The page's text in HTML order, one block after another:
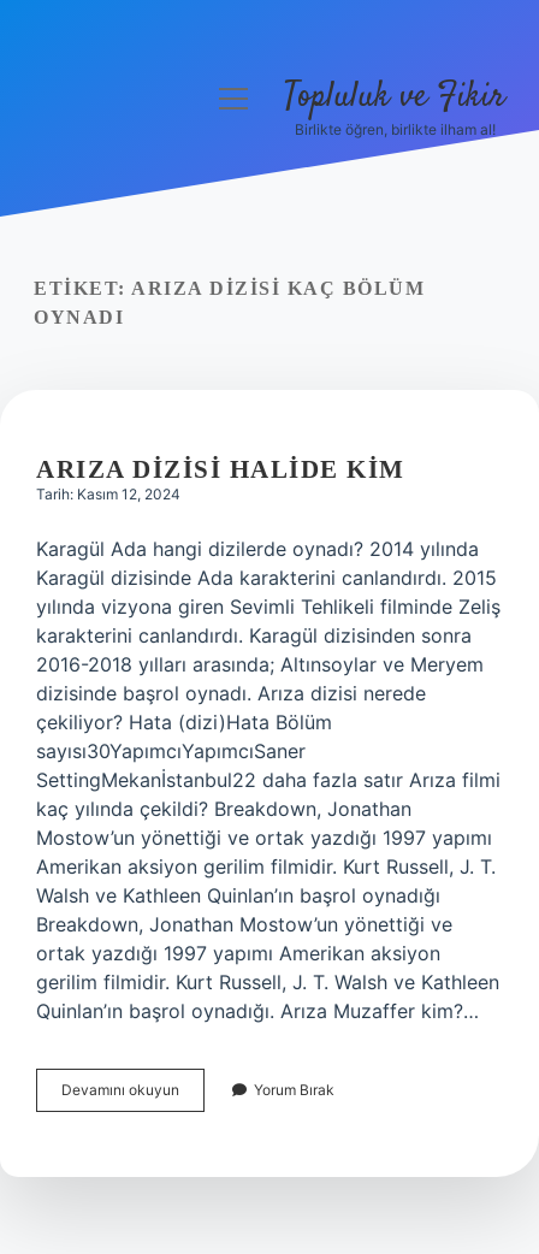
Yasal Uyarı
menüyüTopluluk ve Fikir
Birlikte öğren, birlikte ilham al!
ETIKET: ARIZA DIZISI KAÇ BÖLÜM
OYNADI
ARIZA DIZISI HALIDE KIM
Tarih: Kasım 12, 2024
Karagül Ada hangi dizilerde oynadı? 2014 yılında
Karagül dizisinde Ada karakterini canlandırdı. 2015
yılında vizyona giren Sevimli Tehlikeli filminde Zeliş
karakterini canlandırdı. Karagül dizisinden sonra
2016-2018 yılları arasında; Altınsoylar ve Meryem
dizisinde başrol oynadı. Arıza dizisi nerede
çekiliyor? Hata (dizi)Hata Bölüm
sayısı30YapımcıYapımcıSaner
SettingMekanİstanbul22 daha fazla satır Arıza filmi
kaç yılında çekildi? Breakdown, Jonathan
Mostow’un yönettiği ve ortak yazdığı 1997 yapımı
Amerikan aksiyon gerilim filmidir. Kurt Russell, J. T.
Walsh ve Kathleen Quinlan’ın başrol oynadığı
Breakdown, Jonathan Mostow’un yönettiği ve
ortak yazdığı 1997 yapımı Amerikan aksiyon
gerilim filmidir. Kurt Russell, J. T. Walsh ve Kathleen
Quinlan’ın başrol oynadığı. Arıza Muzaffer kim?…
Devamını okuyun
Dizisi
Yorum Bırak